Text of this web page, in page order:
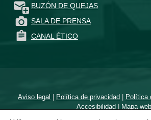
BUZÓN DE QUEJAS
SALA DE PRENSA
CANAL ÉTICO
Aviso legal | Política de privacidad| Política
Accesibilidad | Mapa web